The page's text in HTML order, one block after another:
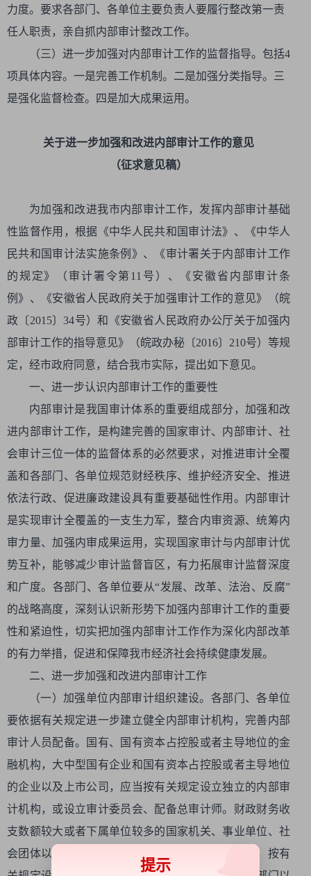
力度。要求各部门、各单位主要负责人要履行整改第一责
任人职责，亲自抓内部审计整改工作。
（三）进一步加强对内部审计工作的监督指导。包括4
项具体内容。一是完善工作机制。二是加强分类指导。三
是强化监督检查。四是加大成果运用。
关于进一步加强和改进内部审计工作的意见
（征求意见稿）
为加强和改进我市内部审计工作，发挥内部审计基础
性监督作用，根据《中华人民共和国审计法》、《中华人
民共和国审计法实施条例》、《审计署关于内部审计工作
的规定》（审计署令第11号）、《安徽省内部审计条
例》、《安徽省人民政府关于加强审计工作的意见》（皖
政〔2015〕34号）和《安徽省人民政府办公厅关于加强内
部审计工作的指导意见》（皖政办秘〔2016〕210号）等规
定，经市政府同意，结合我市实际，提出如下意见。
一、进一步认识内部审计工作的重要性
内部审计是我国审计体系的重要组成部分，加强和改
进内部审计工作，是构建完善的国家审计、内部审计、社
会审计三位一体的监督体系的必然要求，对推进审计全覆
盖和各部门、各单位规范财经秩序、维护经济安全、推进
依法行政、促进廉政建设具有重要基础性作用。内部审计
是实现审计全覆盖的一支生力军，整合内审资源、统筹内
审力量、加强内审成果运用，实现国家审计与内部审计优
势互补，能够减少审计监督盲区，有力拓展审计监督深度
和广度。各部门、各单位要从“发展、改革、法治、反腐”
的战略高度，深刻认识新形势下加强内部审计工作的重要
性和紧迫性，切实把加强内部审计工作作为深化内部改革
的有力举措，促进和保障我市经济社会持续健康发展。
二、进一步加强和改进内部审计工作
（一）加强单位内部审计组织建设。各部门、各单位
要依据有关规定进一步建立健全内部审计机构，完善内部
审计人员配备。国有、国有资本占控股或者主导地位的金
融机构，大中型国有企业和国有资本占控股或者主导地位
的企业以及上市公司，应当按有关规定设立独立的内部审
计机构，或设立审计委员会、配备总审计师。财政财务收
支数额较大或者下属单位较多的国家机关、事业单位、社
会团体以及其他单位，应当加强内部审计机构建设，按有
提示